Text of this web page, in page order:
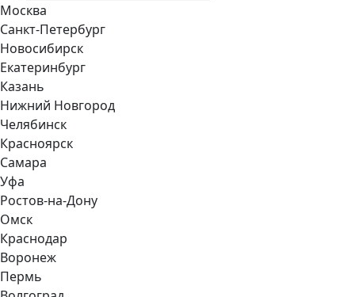
Москва
Санкт-Петербург
Новосибирск
Екатеринбург
Казань
Нижний Новгород
Челябинск
Красноярск
Самара
Уфа
Ростов-на-Дону
Омск
Краснодар
Воронеж
Пермь